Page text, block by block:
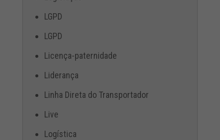
LGPD
LGPD
Licença-paternidade
Liderança
Linha Direta do Transportador
Live
Logística